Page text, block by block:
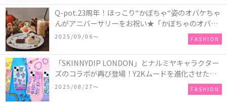
Q-pot.23周年！ほっこり“かぼちゃ“姿のオバケちゃ
んがアニバーサリーをお祝い★「かぼちゃのオバケ
ーキアクセサリー」が新発売！Q-pot CAFE.では
「かぼちゃのオバケーキプレート」も登場
2025/09/06〜 FASHION
「SKINNYDIP LONDON」とナルミヤキャラクター
ズのコラボが再び登場！Y2Kムードを進化させた新
作コレクションを発売♪
2025/08/27〜 FASHION